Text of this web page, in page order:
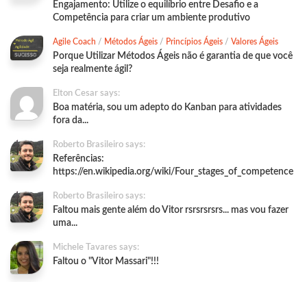
Engajamento: Utilize o equilíbrio entre Desafio e a
Competência para criar um ambiente produtivo
Agile Coach / Métodos Ágeis / Princípios Ágeis / Valores Ágeis
Porque Utilizar Métodos Ágeis não é garantia de que você
seja realmente ágil?
Elton Cesar says:
Boa matéria, sou um adepto do Kanban para atividades
fora da...
Roberto Brasileiro says:
Referências:
https://en.wikipedia.org/wiki/Four_stages_of_competence
Roberto Brasileiro says:
Faltou mais gente além do Vitor rsrsrsrsrs... mas vou fazer
uma...
Michele Tavares says:
Faltou o "Vitor Massari"!!!